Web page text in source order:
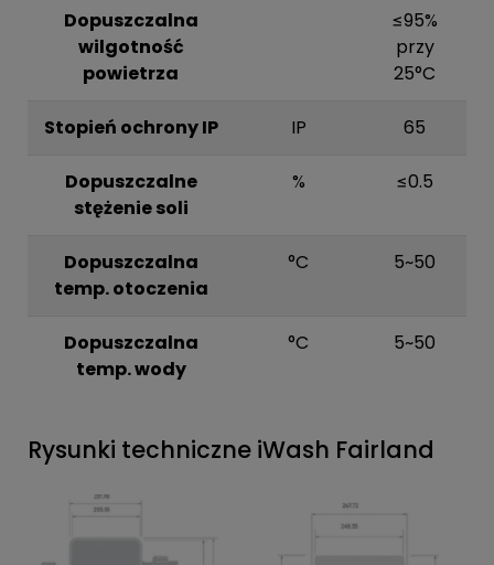
Dopuszczalna
wilgotność
powietrza
≤95%
przy
25°C
Stopień ochrony IP IP 65
Dopuszczalne
stężenie soli
% ≤0.5
Dopuszczalna
temp. otoczenia
°C 5~50
Dopuszczalna
temp. wody
°C 5~50
Rysunki techniczne iWash Fairland